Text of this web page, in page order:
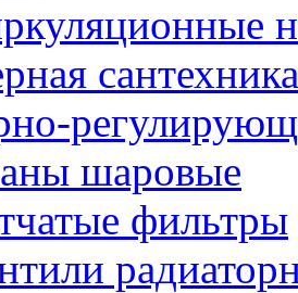
сантехника
шаровые
фильтры